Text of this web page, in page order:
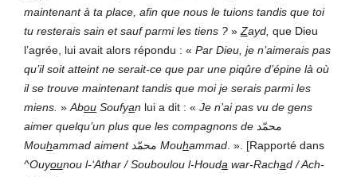
maintenant à ta place, afin que nous le tuions tandis que toi
tu resterais sain et sauf parmi les tiens ? » Zayd, que Dieu
l’agrée, lui avait alors répondu : « Par Dieu, je n’aimerais pas
qu’il soit atteint ne serait-ce que par une piqûre d’épine là où
il se trouve maintenant tandis que moi je serais parmi les
miens. » Abou Soufyan lui a dit : « Je n’ai pas vu de gens
aimer quelqu’un plus que les compagnons de محمّد
Mouhammad aiment Mouhammad . ». [Rapporté dans
^Ouyounou l-‘Athar / Souboulou l-Houda war-Rachad / Ach-